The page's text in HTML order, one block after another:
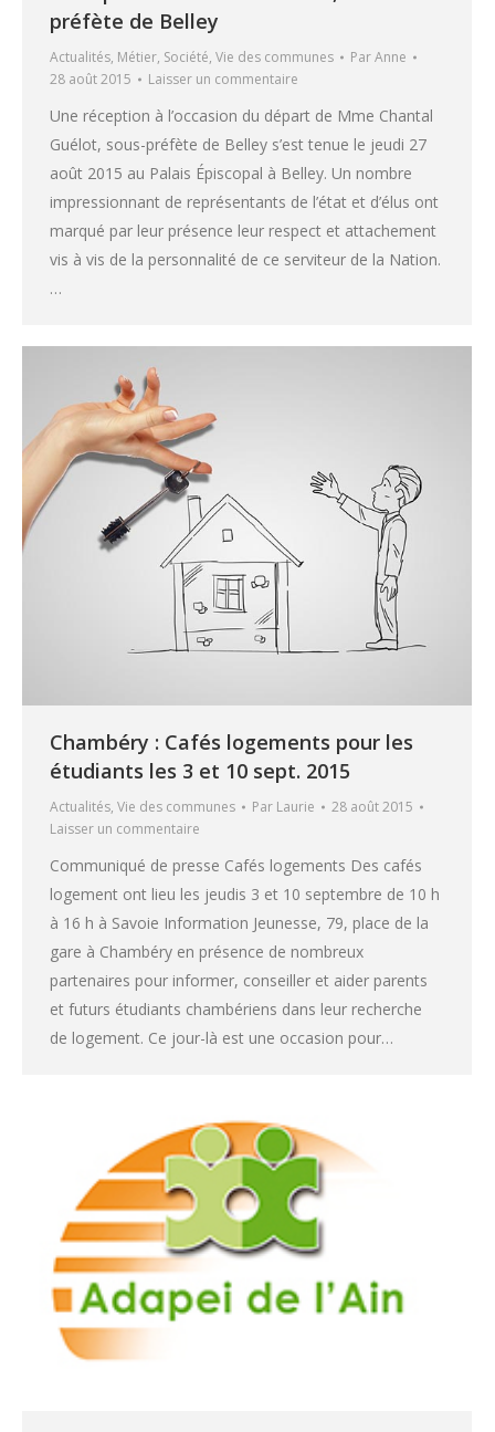
préfète de Belley
Actualités, Métier, Société, Vie des communes ParAnne
28 août 2015
Laisser un commentaire
Une réception à l’occasion du départ de Mme Chantal
Guélot, sous-préfète de Belley s’est tenue le jeudi 27
août 2015 au Palais Épiscopal à Belley. Un nombre
impressionnant de représentants de l’état et d’élus ont
marqué par leur présence leur respect et attachement
vis à vis de la personnalité de ce serviteur de la Nation.
…
Chambéry : Cafés logements pour les
étudiants les 3 et 10 sept. 2015
Actualités, Vie des communes Par Laurie
28 août 2015
Laisser un commentaire
Communiqué de presse Cafés logements Des cafés
logement ont lieu les jeudis 3 et 10 septembre de 10 h
à 16 h à Savoie Information Jeunesse, 79, place de la
gare à Chambéry en présence de nombreux
partenaires pour informer, conseiller et aider parents
et futurs étudiants chambériens dans leur recherche
de logement. Ce jour-là est une occasion pour…